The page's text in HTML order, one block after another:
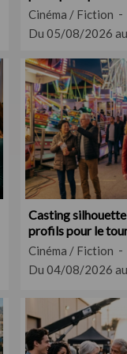
Cinéma / Fiction
Du 05/08/2026
Casting
profils pour le
dans le Gard et
Cinéma / Fiction
Du 04/08/2026